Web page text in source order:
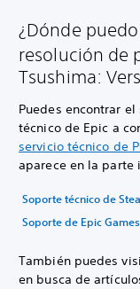
¿Dónde
resolución de
Tsushima:
Puedes encontrar
técnico de Epic a
servicio técnico de
aparece en la parte
Soporte técnico de
Soporte de Epic Games
También puedes
en busca de